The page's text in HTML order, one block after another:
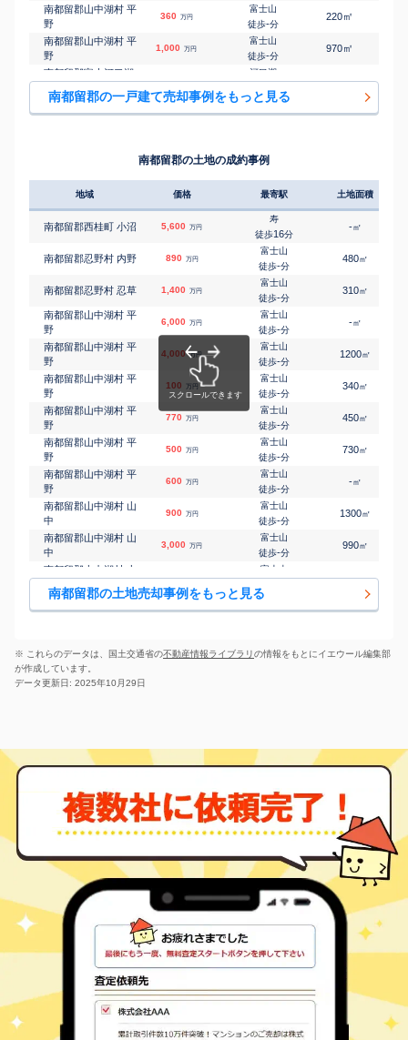
南都留郡山中湖村 平
野
360 万円
富士山
徒歩-分
220㎡
南都留郡山中湖村 平
野
1,000 万円
富士山
徒歩-分
970㎡
南都留郡富士河口湖
1,800 万円
河口湖
540㎡
南都留郡富士河口湖
町 船津
380 万円
河口湖
4
130㎡
南都留郡の一戸建て売却事例をもっと見る
南都留郡の土地の成約事例
地域 価格 最寄駅 土地面積
南都留郡西桂町 小沼 5,600 万円
寿
徒歩16分
-㎡
南都留郡忍野村 内野 890 万円
富士山
徒歩-分
480㎡
南都留郡忍野村 忍草 1,400 万円
富士山
徒歩-分
310㎡
南都留郡山中湖村 平
野
6,000 万円
富士山
徒歩-分
-㎡
南都留郡山中湖村 平
野
4,000 万円
富士山
徒歩-分
1200㎡
南都留郡山中湖村 平
野
100 万円
富士山
徒歩-分
340㎡
南都留郡山中湖村 平
野
770 万円
富士山
徒歩-分
450㎡
南都留郡山中湖村 平
野
500 万円
富士山
徒歩-分
730㎡
南都留郡山中湖村 平
野
600 万円
富士山
徒歩-分
-㎡
南都留郡山中湖村 山
中
900 万円
富士山
徒歩-分
1300㎡
南都留郡山中湖村 山
中
3,000 万円
富士山
徒歩-分
990㎡
南都留郡山中湖村 山
390 万円
富士山
260㎡
南都留郡山中湖村 山
中
3,400 万円
富士山
-
-㎡
中
徒歩-分
南都留郡山中湖村 山
中
南都留郡富士河口湖
1,000 万円 370㎡
南都留郡富士河口湖
町 大嵐
260 万円
河口湖
徒歩-分
南都留郡富士河口湖
町 大石
480 万円
河口湖
-
260
南都留郡富士河口湖
町 大石
480
河口湖
分
260㎡
南都留郡富士河口湖
町 勝山
540 万円
河口湖
徒歩-分
南都留郡富士河口湖
4,200 万円
南都留郡富士河口湖
500 万円
河口湖
徒歩-分
南都留郡富士河口湖
町 勝山
3,000 万円
徒歩-分
850
南都留郡富士河口湖
町 勝山
徒歩-分
300
南都留郡の土地売却事例をもっと見る
※ これらのデータは、国土交通省の不動産情報ライブラリの情報をもとにイエウール編集部
が作成しています。
データ更新日: 2025年10月29日